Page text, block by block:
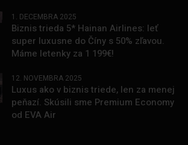
1. DECEMBRA 2025
Biznis trieda 5* Hainan Airlines: leť
super luxusne do Číny s 50% zľavou.
Máme letenky za 1 199€!
12. NOVEMBRA 2025
Luxus ako v biznis triede, len za menej
peňazí. Skúsili sme Premium Economy
od EVA Air